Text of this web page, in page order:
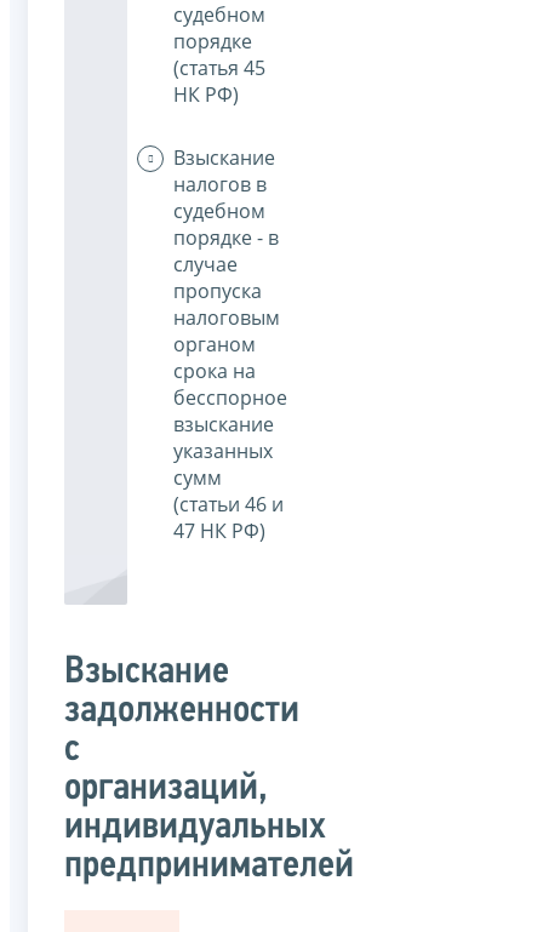
судебном
порядке
(статья 45
НК РФ)
Взыскание
налогов в
судебном
порядке - в
случае
пропуска
налоговым
органом
срока на
бесспорное
взыскание
указанных
сумм
(статьи 46 и
47 НК РФ)
Взыскание
задолженности
с
организаций,
индивидуальных
предпринимателей